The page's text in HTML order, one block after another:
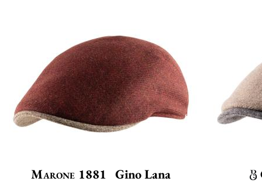
Marone 1881 Gino Lana